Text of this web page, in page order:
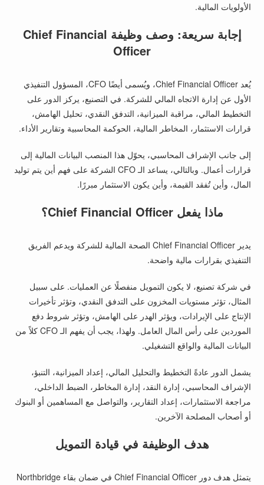
الأولويات المالية.
إجابة سريعة: وصف وظيفة Chief Financial
Officer
يُعد Chief Financial Officer، ويُسمى أيضًا CFO، المسؤول التنفيذي
الأول عن إدارة الاتجاه المالي للشركة. في التصنيع، يركز الدور على
التخطيط المالي، مراقبة الميزانية، التدفق النقدي، تحليل الهامش،
قرارات الاستثمار، المخاطر المالية، الحوكمة المحاسبية وتقارير الأداء.
إلى جانب الإشراف المحاسبي، يحوّل هذا المنصب البيانات المالية إلى
قرارات أعمال. وبالتالي، يساعد الـ CFO الشركة على فهم أين يتم توليد
المال، وأين تُفقد القيمة، وأين يكون الاستثمار مبررًا.
ماذا يفعل Chief Financial Officer؟
يدير Chief Financial Officer الصحة المالية للشركة ويدعم الفريق
التنفيذي بقرارات مالية واضحة.
في شركة تصنيع، لا يكون التمويل منفصلًا عن العمليات. على سبيل
المثال، تؤثر مستويات المخزون على التدفق النقدي، وتؤثر تأخيرات
الإنتاج على الإيرادات، ويؤثر الهدر على الهامش، وتؤثر شروط دفع
الموردين على رأس المال العامل. ولهذا، يجب أن يفهم الـ CFO كلاً من
البيانات المالية والواقع التشغيلي.
يشمل الدور عادةً التخطيط والتحليل المالي، إعداد الميزانية، التنبؤ،
الإشراف المحاسبي، إدارة النقد، إدارة المخاطر، الضبط الداخلي،
مراجعة الاستثمارات، إعداد التقارير، والتواصل مع المساهمين أو البنوك
أو أصحاب المصلحة الآخرين.
هدف الوظيفة في قيادة التمويل
يتمثل هدف دور Chief Financial Officer في ضمان بقاء Northbridge